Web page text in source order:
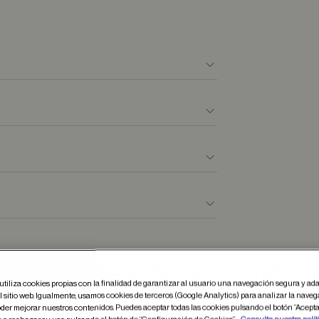
cookies propias con la finalidad de garantizar al usuario una navegación segura y
sitio web. Igualmente, usamos cookies de terceros (Google Analytics) para analizar la
mejorar nuestros contenidos. Puedes aceptar todas las cookies pulsando el botón